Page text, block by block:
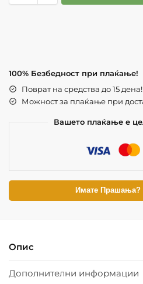
100% Безбедност при плаќање!
Поврат на средства до 15 дена!
Можност за плаќање при
Вашето плаќање е
Имате Прашања?
Опис
Дополнителни информации